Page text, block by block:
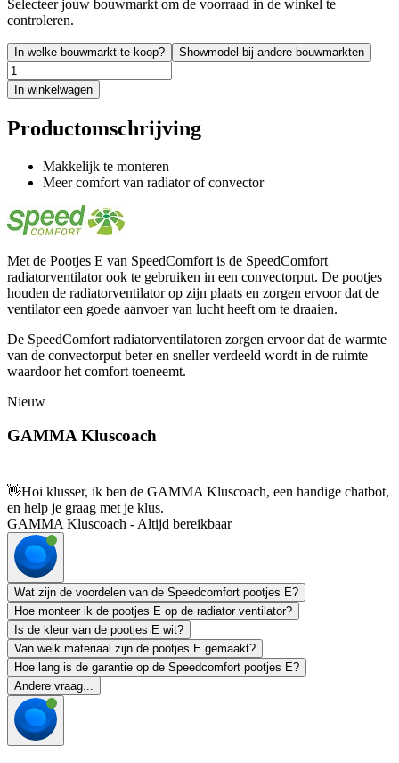
Selecteer jouw bouwmarkt om de voorraad in de winkel te
controleren.
In welke bouwmarkt te koop? Showmodel bij andere bouwmarkten
In winkelwagen
Productomschrijving
Makkelijk te monteren
Meer comfort van radiator of convector
Met de Pootjes E van SpeedComfort is de SpeedComfort
radiatorventilator ook te gebruiken in een convectorput. De pootjes
houden de radiatorventilator op zijn plaats en zorgen ervoor dat de
ventilator een goede aanvoer van lucht heeft om te draaien.
De SpeedComfort radiatorventilatoren zorgen ervoor dat de warmte
van de convectorput beter en sneller verdeeld wordt in de ruimte
waardoor het comfort toeneemt.
Nieuw
GAMMA Kluscoach
👋Hoi klusser, ik ben de GAMMA Kluscoach, een handige chatbot,
en help je graag met je klus.
GAMMA Kluscoach - Altijd bereikbaar
Wat zijn de voordelen van de Speedcomfort pootjes E?
Hoe monteer ik de pootjes E op de radiator ventilator?
Is de kleur van de pootjes E wit?
Van welk materiaal zijn de pootjes E gemaakt?
Hoe lang is de garantie op de Speedcomfort pootjes E?
Andere vraag...